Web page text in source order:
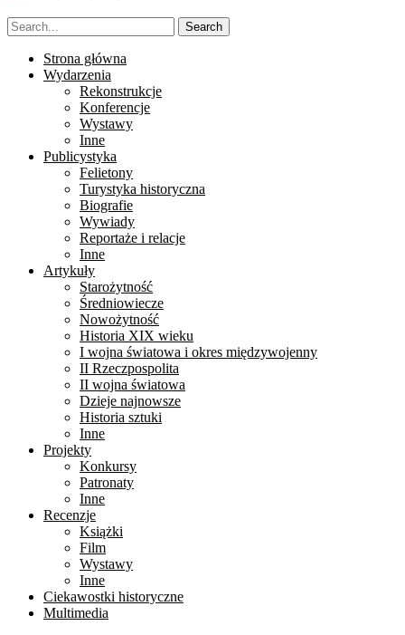
Strona główna
Wydarzenia
Rekonstrukcje
Konferencje
Wystawy
Inne
Publicystyka
Felietony
Turystyka historyczna
Biografie
Wywiady
Reportaże i relacje
Inne
Artykuły
Starożytność
Średniowiecze
Nowożytność
Historia XIX wieku
I wojna światowa i okres międzywojenny
II Rzeczpospolita
II wojna światowa
Dzieje najnowsze
Historia sztuki
Inne
Projekty
Konkursy
Patronaty
Inne
Recenzje
Książki
Film
Wystawy
Inne
Ciekawostki historyczne
Multimedia